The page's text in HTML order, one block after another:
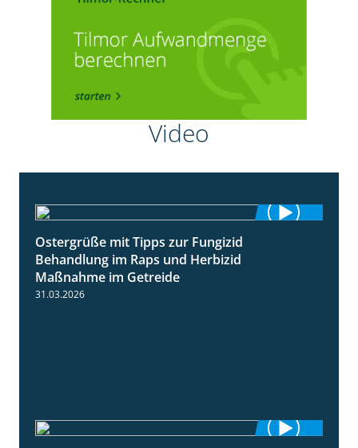
Video
Ostergrüße mit Tipps zur Fungizid
Behandlung im Raps und Herbizid
Maßnahme im Getreide
31.03.2026